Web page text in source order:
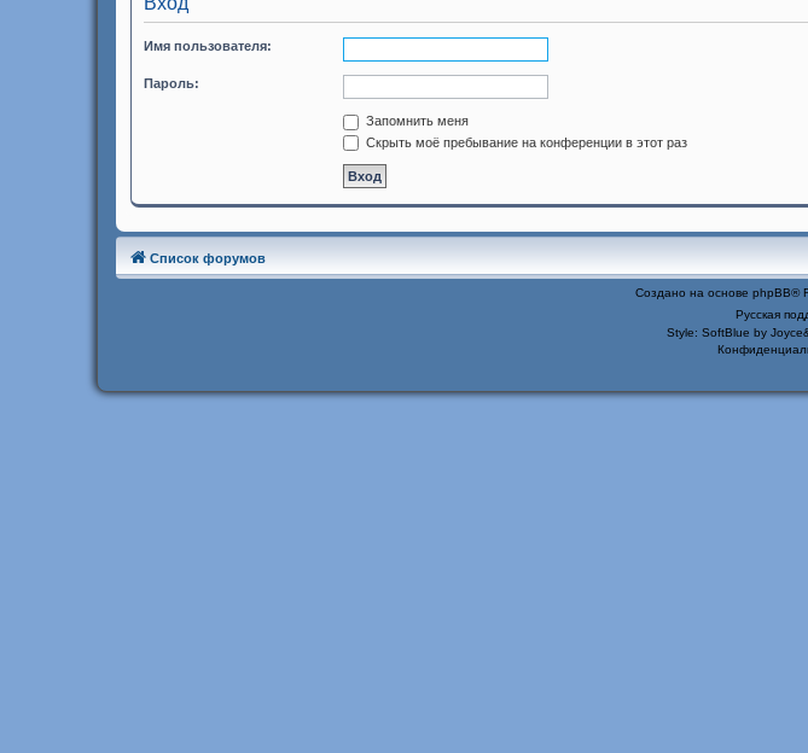
Имя пользователя:
Пароль:
Запомнить меня
Скрыть моё пребывание на конференции в этот раз
Список форумов
Создано на основе phpBB®
Русская
Style: SoftBlue by